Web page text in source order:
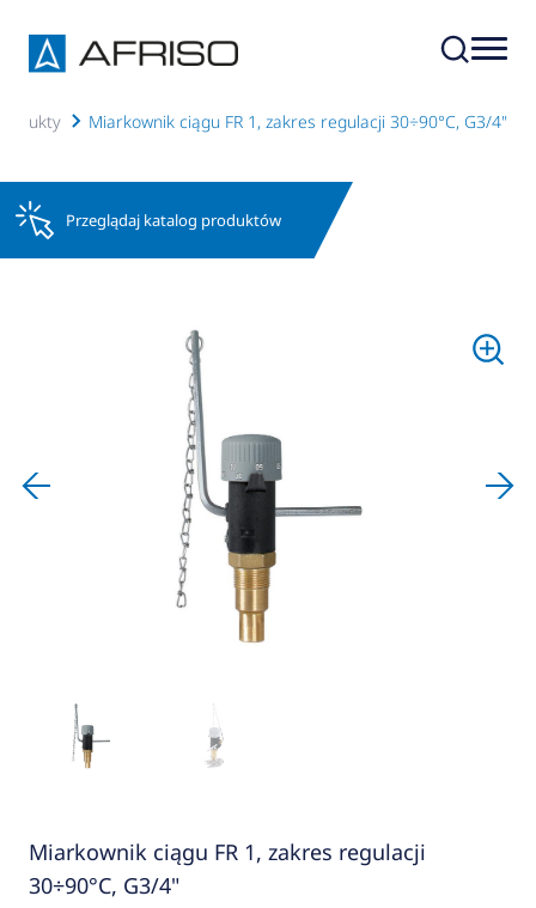
Miarkownik ciągu FR 1, zakres regulacji 30÷90°C, G3/4"
Przeglądaj katalog produktów
Miarkownik ciągu FR 1, zakres regulacji
30÷90°C, G3/4"